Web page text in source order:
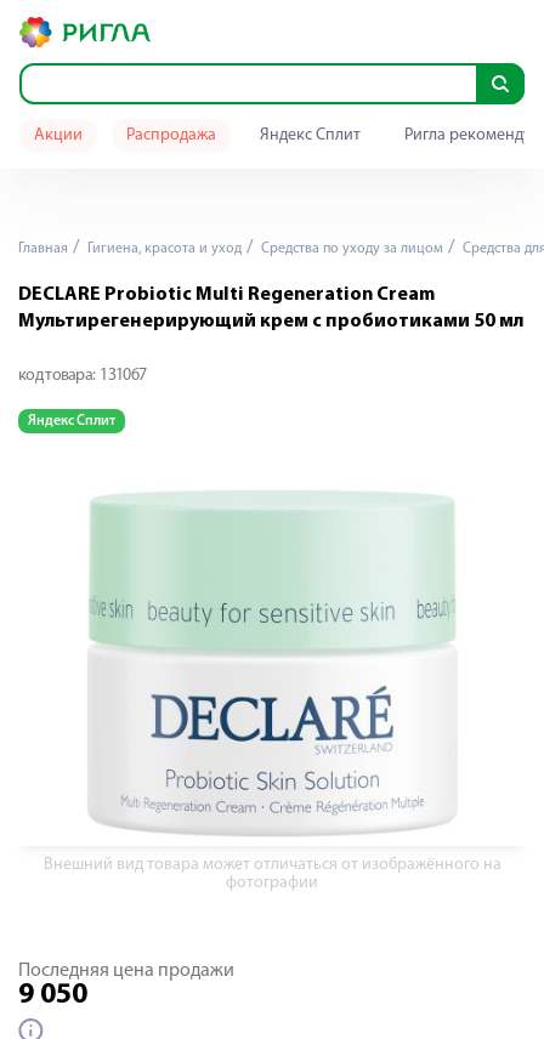
Акции Распродажа Яндекс Сплит Ригла
Главная Гигиена, красота и уход Средства по уходу за лицом Средства
DECLARE Probiotic Multi Regeneration Cream
Мультирегенерирующий крем с пробиотиками 50 мл
код товара: 131067
Яндекс Сплит
Внешний вид товара может отличаться от изображённого на
фотографии
Последняя цена продажи
9 050